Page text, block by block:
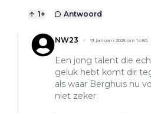
1+ Antwoord
NW23 13 januari 2025 om 14:50
Een jong talent die
geluk hebt komt dir
als waar Berghuis nu
niet zeker.